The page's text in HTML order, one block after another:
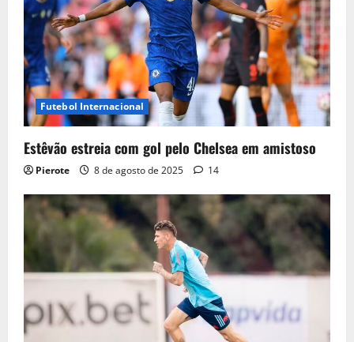
Futebol Internacional
Estêvão estreia com gol pelo Chelsea em amistoso
Pierote 8 de agosto de 2025 14